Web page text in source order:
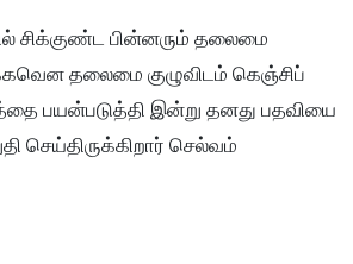
சிக்குண்ட பின்னரும் தலைமை
தலைமை குழுவிடம் கெஞ்சிப்
பயன்படுத்தி இன்று தனது பதவியை
செய்திருக்கிறார் செல்வம்